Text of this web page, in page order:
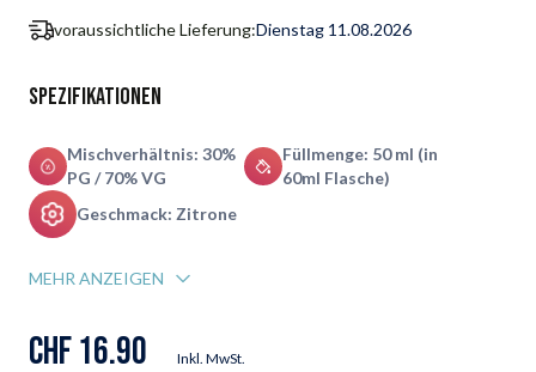
voraussichtliche Lieferung:Dienstag 11.08.2026
Spezifikationen
Mischverhältnis: 30%
PG / 70% VG
Füllmenge: 50 ml (in
60ml Flasche)
Geschmack: Zitrone
MEHR ANZEIGEN
CHF 16.90 Inkl. MwSt.